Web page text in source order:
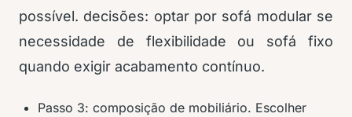
possível. decisões: optar por sofá modular se
necessidade de flexibilidade ou sofá fixo
quando exigir acabamento contínuo.
Passo 3: composição de mobiliário. Escolher